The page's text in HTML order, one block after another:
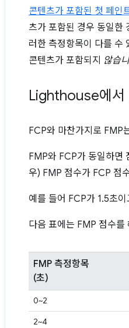
콘텐츠가 포함된 첫 페인
츠가 포함된 경우 동일한
러한 측정항목이 다를
콘텐츠가 포함되지 않습
Lighthouse에서
FCP와 마찬가지로 FMP
FMP와 FCP가 동일하면
우) FMP 점수가 FCP 점
예를 들어 FCP가 1.5초
다음 표에는 FMP 점수를
FMP 측정항목
(초)
0~2
2~4